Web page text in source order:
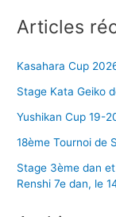
Articles
Kasahara Cup
Stage Kata Geiko
Yushikan Cup 19-
18ème Tournoi de
Stage 3ème dan
Renshi 7e dan, le